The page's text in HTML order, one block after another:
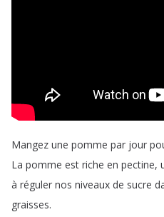
Mangez une pomme par jour
La pomme est riche en pectine,
à réguler nos niveaux de sucre
graisses.